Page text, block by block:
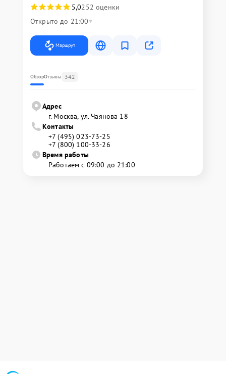
5,0252 оценки
Открыто до 21:00
Маршрут
ОбзорОтзывы 342
Адрес
г. Москва, ул. Чаянова 18
Контакты
+7 (495) 023-73-25
+7 (800) 100-33-26
Время работы
Работаем с 09:00 до 21:00